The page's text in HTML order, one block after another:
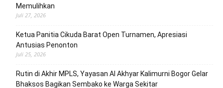
Memulihkan
Juli 27, 2026
Ketua Panitia Cikuda Barat Open Turnamen, Apresiasi
Antusias Penonton
Juli 25, 2026
Rutin di Akhir MPLS, Yayasan Al Akhyar Kalimurni Bogor Gelar
Bhaksos Bagikan Sembako ke Warga Sekitar